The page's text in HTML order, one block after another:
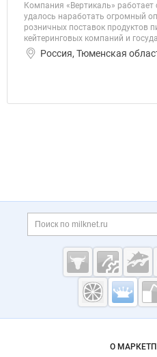
Компания «Вертикаль»
удалось наработать огромный
розничных поставок продуктов
кейтеринговых компаний и
Россия, Тюменская
Дополнительная
Cсылки на
Молочная
Milknet.ru
Важные разделы и
Навигация по сайту
О